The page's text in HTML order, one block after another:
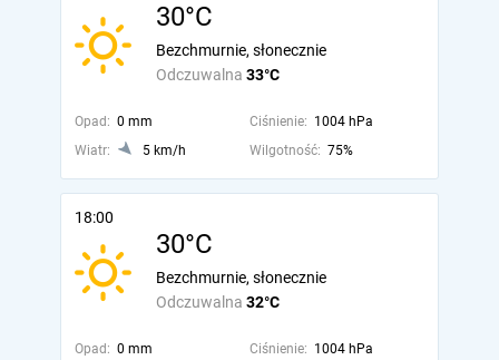
30°C
Odczuwalna 33°C
Bezchmurnie, słonecznie
Opad: 0 mm Ciśnienie: 1004 hPa
Wiatr:
5 km/h Wilgotność: 75%
18:00
30°C
Odczuwalna 32°C
Bezchmurnie, słonecznie
Opad: 0 mm Ciśnienie: 1004 hPa